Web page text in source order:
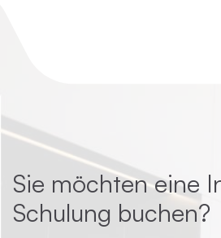
Sie möchten eine
Schulung buchen?